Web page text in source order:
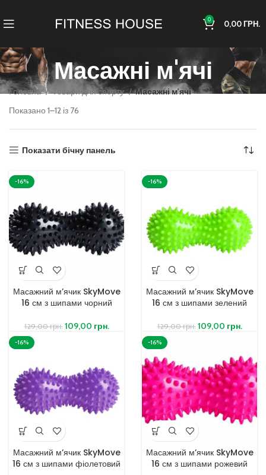
0 0,00ГРН.
Масажні м'ячі
Головна Товари для спорту
Масажні м'ячі
Показано 1–12 із 76
Показати бічну панель
-16%
Масажний м’ячик SkyMove
16 см з шипами чорний
129,00грн. 109,00 грн.
-16%
Масажний м’ячик SkyMove
16 см з шипами зелений
129,00грн. 109,00 грн.
-16%
Масажний м’ячик SkyMove
16 см з шипами фіолетовий
-16%
Масажний м’ячик SkyMove
16 см з шипами рожевий